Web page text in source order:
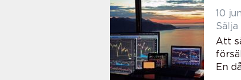
10
Att
En